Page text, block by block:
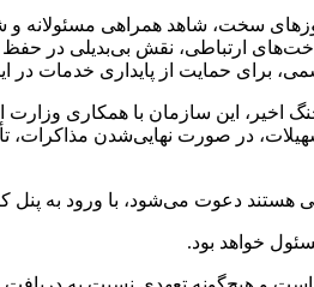
سخت، شاهد همراهی مسئولانه
ارتباطی، نقش بی‌بدیلی در حفظ
برای حمایت از پایداری خدمات در
اخیر، این سازمان با همکاری
در صورت نهایی‌شدن مذاکرات،
دعوت می‌شود، با ورود به پنل
خواهد بود.